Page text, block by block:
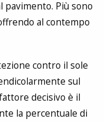
pavimento. Più sono
al contempo
contro il sole
sul
decisivo è il
la percentuale di